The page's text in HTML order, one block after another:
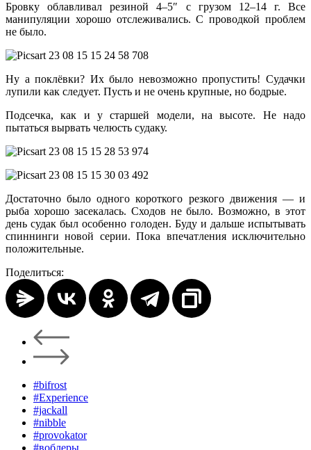
Бровкуоблавливал резиной 4–5″ с грузом 12–14 г. Все
манипуляции хорошо отслеживались. С проводкой проблем
не было.
Ну а поклёвки? Их было невозможно пропустить! Судачки
лупили как следует. Пусть и не очень крупные, но бодрые.
Подсечка, как и у старшей модели, на высоте. Не надо
пытаться вырвать челюсть судаку.
Достаточно было одного короткого резкого движения — и
рыба хорошо засекалась. Сходов не было. Возможно, в этот
день судак был особенно голоден. Буду и дальше испытывать
спиннинги новой серии. Пока впечатления исключительно
положительные.
Поделиться:
#bifrost
#Experience
#jackall
#nibble
#provokator